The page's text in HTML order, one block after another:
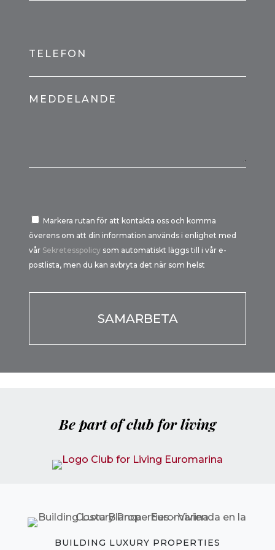
TELEFON
MEDDELANDE
Markera rutan för att kontakta oss och komma
överens om att din information används i enlighet med
vår Sekretesspolicy som automatiskt läggs till i vår e-
postlista, men du kan avbryta det när som helst
Be part of club for living
BUILDING LUXURY PROPERTIES